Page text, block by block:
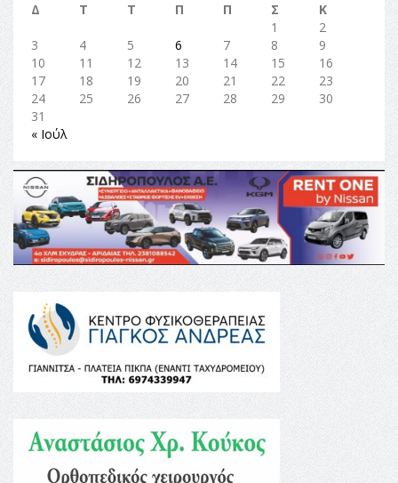
Δ
Τ Τ Π Π Σ
Κ
1
2
3
4 5 6 7 8
9
10
11 12 13 14 15
16
17
18 19 20 21 22
23
24
25 26 27 28 29
30
31
« Ιούλ